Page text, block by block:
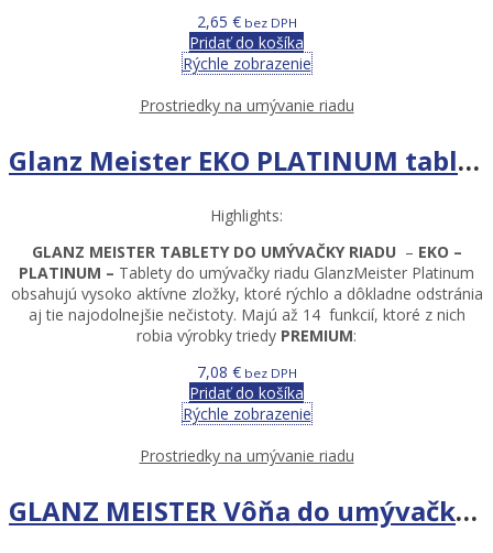
2,65 €bez DPH
Pridať do košíka
Rýchle zobrazenie
Prostriedky na umývanie riadu
Glanz Meister EKO PLATINUM tablety do umývačky riadu 45ks
Highlights:
GLANZ MEISTER TABLETY DO UMÝVAČKY RIADU – EKO –
PLATINUM – Tablety do umývačky riadu GlanzMeister Platinum
obsahujú vysoko aktívne zložky, ktoré rýchlo a dôkladne odstránia
aj tie najodolnejšie nečistoty. Majú až 14 funkcií, ktoré z nich
robia výrobky triedy PREMIUM:
7,08 €bez DPH
Pridať do košíka
Rýchle zobrazenie
Prostriedky na umývanie riadu
GLANZ MEISTER Vôňa do umývačky riadu ZELENÉ JABLKO